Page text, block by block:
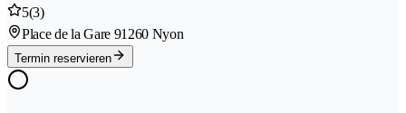
5(3)
Place de la Gare 91260 Nyon
Termin reservieren